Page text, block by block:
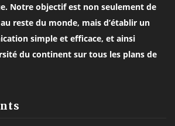
Notre objectif est non seulement de
reste du monde, mais d’établir un
simple et efficace, et ainsi
du continent sur tous les plans de